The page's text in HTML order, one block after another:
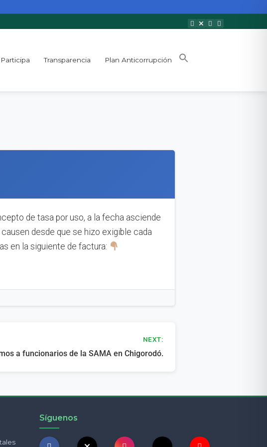
Participa Transparencia Plan Anticorrupción
de tasa por uso, a la fecha asciende
desde que se hizo exigible cada
en la siguiente de factura:
NEXT:
a funcionarios de la SAMA en Chigorodó.
Síguenos